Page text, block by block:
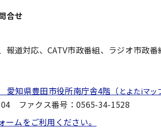
合せ
報道対応、CATV市政番組、ラジオ市政
知県豊田市役所南庁舎4階（ とよたiマッ
ファクス番号：0565-34-1528
ームをご利用ください。